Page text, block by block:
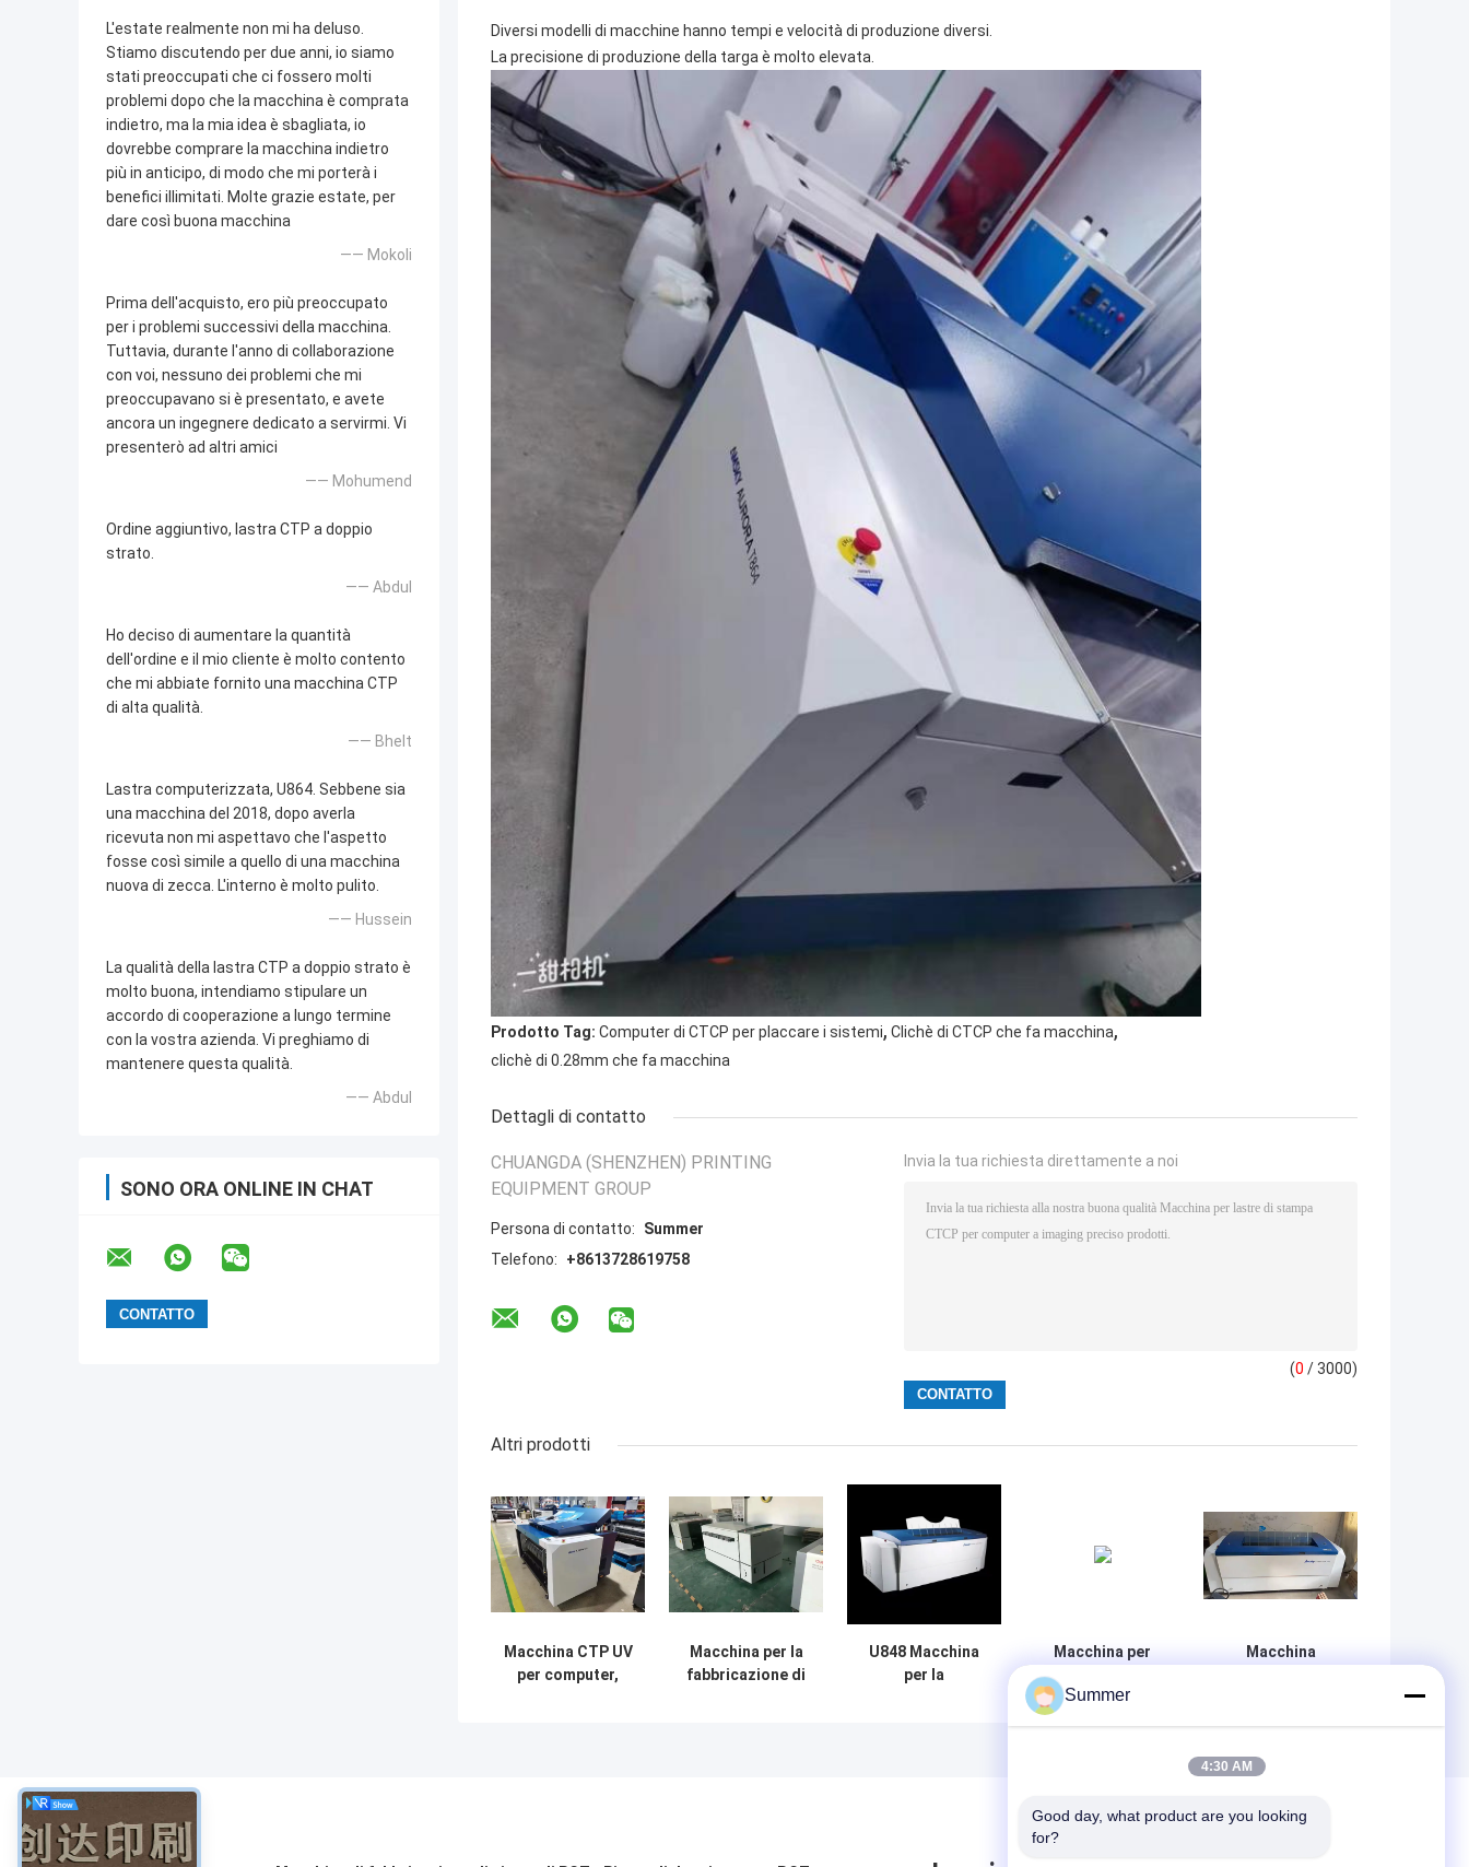
L'estate realmente non mi ha deluso.
Stiamo discutendo per due anni, io siamo
stati preoccupati che ci fossero molti
problemi dopo che la macchina è comprata
indietro, ma la mia idea è sbagliata, io
dovrebbe comprare la macchina indietro
più in anticipo, di modo che mi porterà i
benefici illimitati. Molte grazie estate, per
dare così buona macchina
—— Mokoli
Prima dell'acquisto, ero più preoccupato
per i problemi successivi della macchina.
Tuttavia, durante l'anno di collaborazione
con voi, nessuno dei problemi che mi
preoccupavano si è presentato, e avete
ancora un ingegnere dedicato a servirmi. Vi
presenterò ad altri amici
—— Mohumend
Ordine aggiuntivo, lastra CTP a doppio
strato.
—— Abdul
Ho deciso di aumentare la quantità
dell'ordine e il mio cliente è molto contento
che mi abbiate fornito una macchina CTP
di alta qualità.
—— Bhelt
Lastra computerizzata, U864. Sebbene sia
una macchina del 2018, dopo averla
ricevuta non mi aspettavo che l'aspetto
fosse così simile a quello di una macchina
nuova di zecca. L'interno è molto pulito.
—— Hussein
La qualità della lastra CTP a doppio strato è
molto buona, intendiamo stipulare un
accordo di cooperazione a lungo termine
con la vostra azienda. Vi preghiamo di
mantenere questa qualità.
—— Abdul
SONO ORA ONLINE IN CHAT
Diversi modelli di macchine hanno tempi e velocità di produzione diversi.
La precisione di produzione della targa è molto elevata.
Prodotto Tag: Computer di CTCP per placcare i sistemi, Clichè di CTCP che fa macchina,
clichè di 0.28mm che fa macchina
Dettagli di contatto
CHUANGDA (SHENZHEN) PRINTING
EQUIPMENT GROUP
Persona di contatto:
Summer
Telefono:
+8613728619758
Invia la tua richiesta direttamente a noi
(0 / 3000)
Altri prodotti
Macchina CTP UV
per computer,
Macchina per la
fabbricazione di
U848 Macchina
per la
Macchina per
lastre CTCP UV
CTP per imaging
laser, 220V, alta
Macchina
stampa offset
Summer
4:30 AM
Good day, what product are you looking
for?